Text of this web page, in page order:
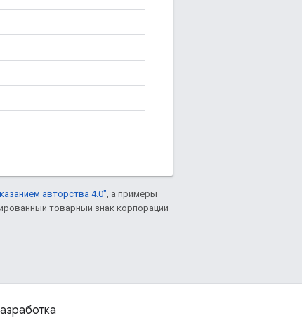
авторства 4.0" , а примеры
товарный знак корпорации